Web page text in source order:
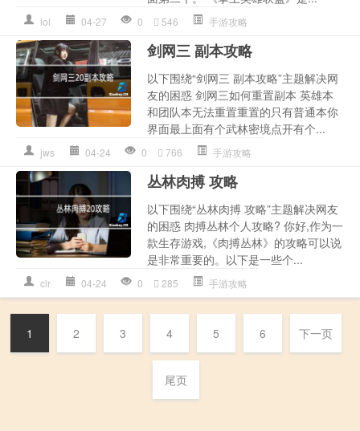
lol 04-27 0 546 手游攻略
剑网三 副本攻略
以下围绕“剑网三 副本攻略”主题解决网
友的困惑 剑网三如何重置副本 英雄本
和团队本无法重置重置的只有普通本你
界面最上面有个武林密境点开有个...
jws 04-24 0 766 手游攻略
丛林肉搏 攻略
以下围绕“丛林肉搏 攻略”主题解决网友
的困惑 肉搏丛林个人攻略? 你好,作为一
款生存游戏,《肉搏丛林》的攻略可以说
是非常重要的。以下是一些个...
clr 04-24 0 285 手游攻略
1 2 3 4 5 6 下一页
尾页